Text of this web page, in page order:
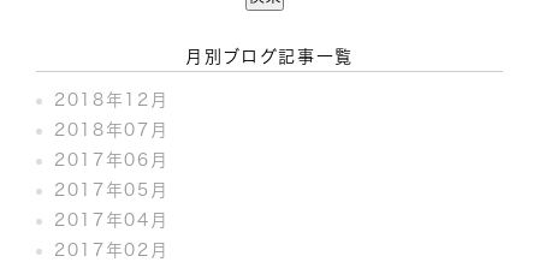
月別ブログ記事一覧
2018年12月
2018年07月
2017年06月
2017年05月
2017年04月
2017年02月